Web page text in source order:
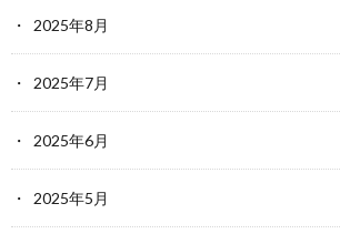
2025年8月
2025年7月
2025年6月
2025年5月